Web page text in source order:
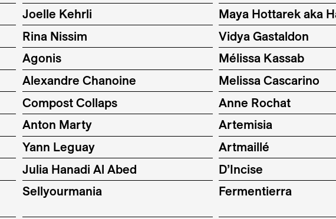
Joelle Kehrli Maya Hottarek aka
Rina Nissim Vidya Gastaldon
Agonis Mélissa Kassab
Alexandre Chanoine Melissa Cascarino
Compost Collaps Anne Rochat
Anton Marty Artemisia
Yann Leguay Artmaillé
Julia Hanadi Al Abed D’Incise
Sellyourmania Fermentierra